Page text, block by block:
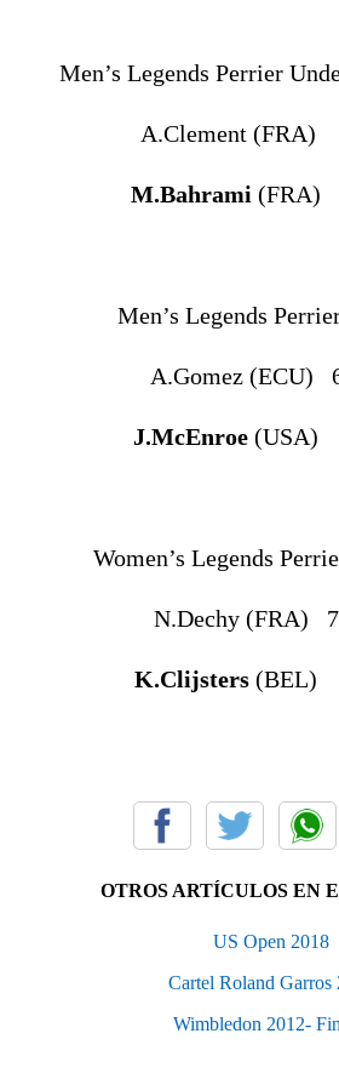
Men’s Legends Perrier
A.Clement (FRA)
M.Bahrami (FRA)
Men’s Legends
A.Gomez (ECU)
J.McEnroe(USA)
Women’s Legends
N.Dechy (FRA)
K.Clijsters(BEL)
OTROS ARTÍCULOS EN
US Open 2018
Cartel Roland Garros
Wimbledon 2012-